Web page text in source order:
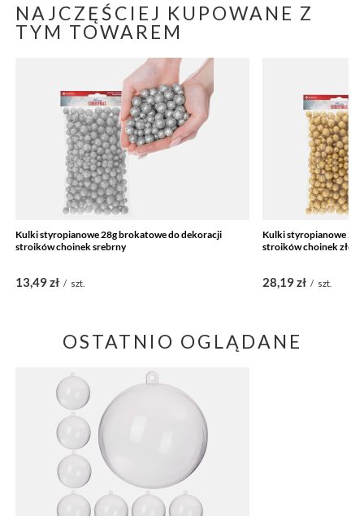
NAJCZĘŚCIEJ KUPOWANE Z
TYM TOWAREM
Kulki styropianowe 28g brokatowe do dekoracji
stroików choinek srebrny
13,49 zł / szt.
Kulki styropianowe
stroików choinek złoty
28,19 zł / szt.
OSTATNIO OGLĄDANE